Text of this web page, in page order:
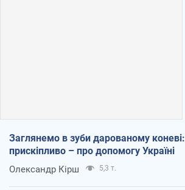
Заглянемо в зуби дарованому коневі:
прискіпливо – про допомогу Україні
Олександр Кірш 5,3 т.